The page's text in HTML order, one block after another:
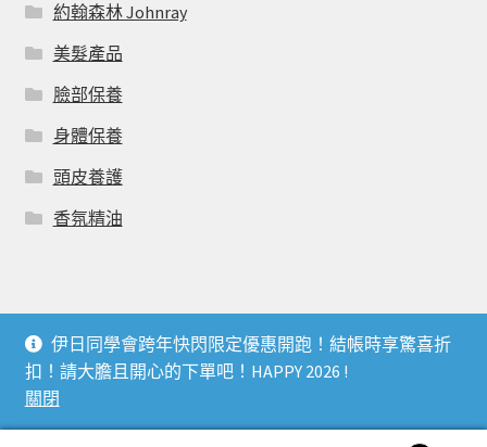
伊日同學會跨年快閃限定優惠開跑！結帳時享驚喜折
扣！請大膽且開心的下單吧！HAPPY 2026 !
關閉
約翰森林 Johnray
美髮產品
臉部保養
身體保養
頭皮養護
香氛精油
© 伊日同學會 YIRI LIVING CLUB 2026
個人資料利用曁隱私權聲明
Built with WooCommerce